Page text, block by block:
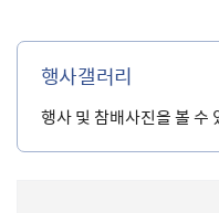
행사갤러리
행사 및 참배사진을 볼 수